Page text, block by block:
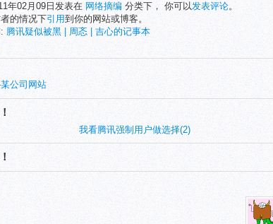
年02月09日发表在 网络摘编 分类下， 你可以发表评论。
的情况下引用到你的网站或博客。
腾讯疑似被黑 | 周忞 | 吉心的记事本
公司网站
我看腾讯强制用户做选择(2)